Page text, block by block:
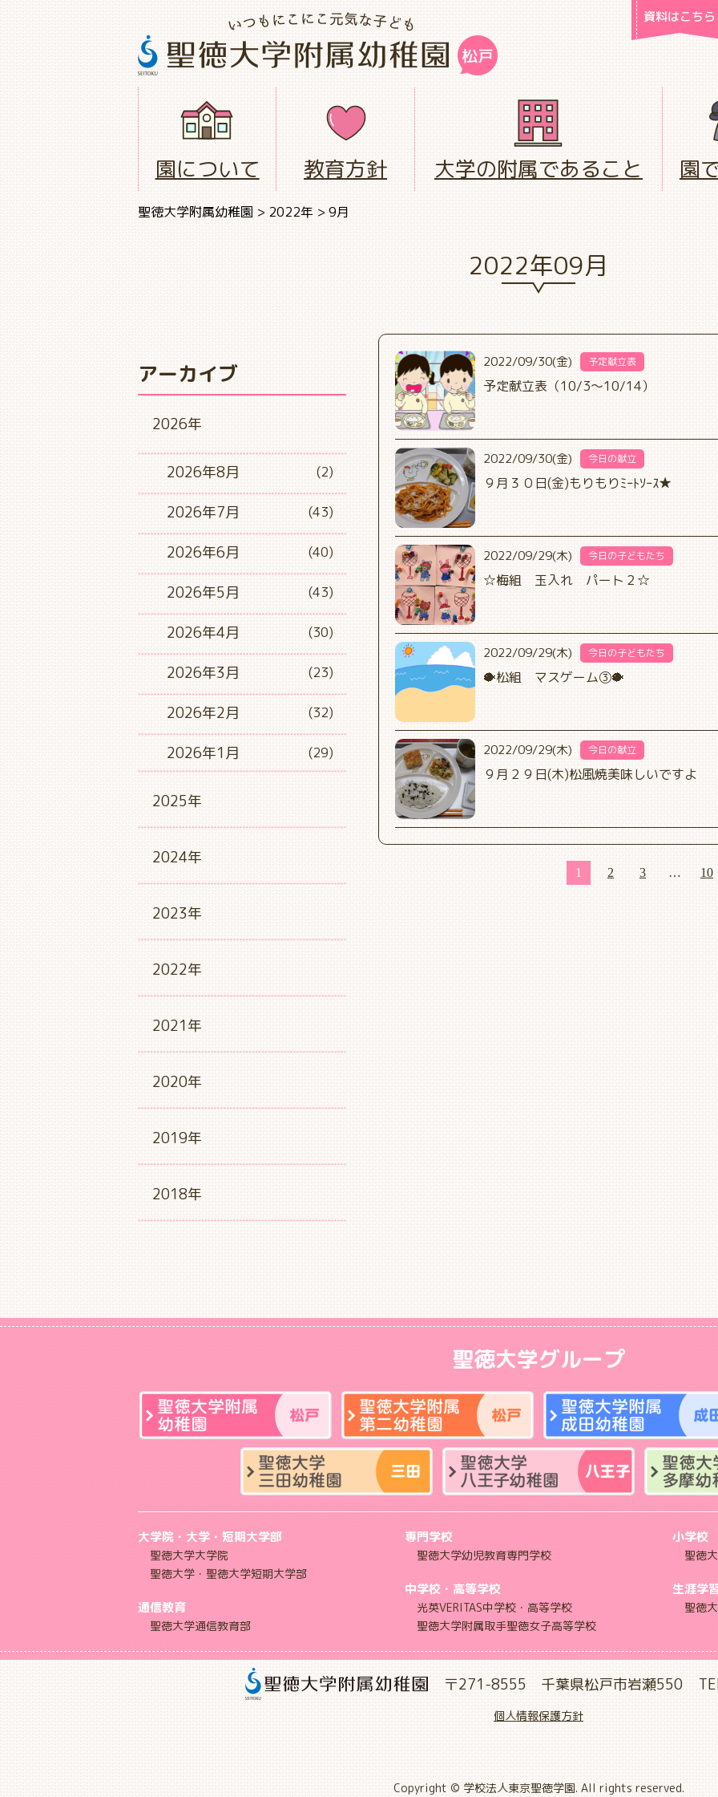
資料はこちら
園について 教育方針 大学の附属であること 園
聖徳大学附属幼稚園>2022年>9月
2022年09月
アーカイブ
2026年
2026年8月 (2)
2026年7月 (43)
2026年6月 (40)
2026年5月 (43)
2026年4月 (30)
2026年3月 (23)
2026年2月 (32)
2026年1月 (29)
2025年
2024年
2023年
2022年
2021年
2020年
2019年
2018年
2022/09/30(金) 予定献立表
予定献立表（10/3～10/14）
2022/09/30(金) 今日の献立
９月３０日(金)もりもりﾐｰﾄｿｰｽ★
2022/09/29(木) 今日の子どもたち
☆梅組 玉入れ パート２☆
2022/09/29(木) 今日の子どもたち
🐡松組 マスゲーム③🐡
2022/09/29(木) 今日の献立
９月２９日(木)松風焼美味しいですよ
1 2 3 … 10
聖徳大学グループ
大学院・大学・短期大学部
聖徳大学大学院
聖徳大学・聖徳大学短期大学部
通信教育
聖徳大学通信教育部
専門学校
聖徳大学幼児教育専門学校
中学校・高等学校
光英VERITAS中学校・高等学校
聖徳大学附属取手聖徳女子高等学校
小学校
聖徳
生涯学
聖徳
〒271-8555 千葉県松戸市岩瀬550
個人情報保護方針
Copyright © 学校法人東京聖徳学園. All rights reserved.